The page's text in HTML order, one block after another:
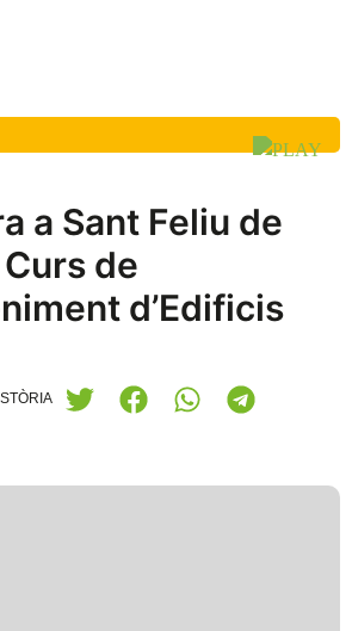
a Sant Feliu de
de
d’Edificis